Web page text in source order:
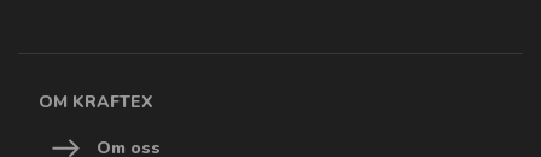
OM KRAFTEX
Om oss